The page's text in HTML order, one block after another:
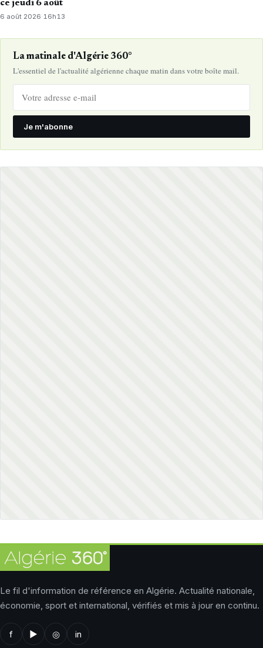
ce jeudi 6 août
6 août 2026·16h13
La matinale d'Algérie 360°
L'essentiel de l'actualité algérienne chaque matin dans votre boîte mail.
Je m'abonne
Le fil d'information de référence en Algérie. Actualité nationale,
économie, sport et international, vérifiés et mis à jour en continu.
f ▶ ◎ in